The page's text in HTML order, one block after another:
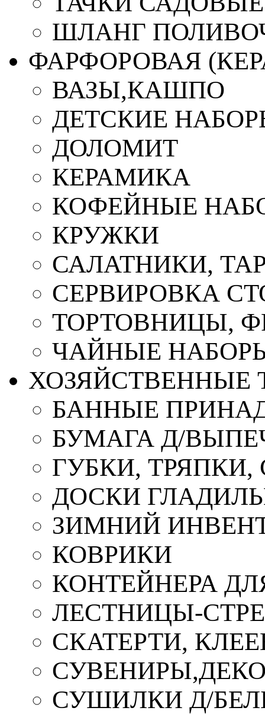
ШЛАНГ
ФАРФОРОВАЯ
ВАЗЫ,КАШПО
ДЕТСКИЕ
ДОЛОМИТ
КЕРАМИКА
КОФЕЙНЫЕ
КРУЖКИ
САЛАТНИКИ,
СЕРВИРОВКА
ТОРТОВНИЦЫ,
ЧАЙНЫЕ
ХОЗЯЙСТВЕННЫЕ
БАННЫЕ
БУМАГА Д/
ГУБКИ,
ДОСКИ
ЗИМНИЙ
КОВРИКИ
КОНТЕЙНЕРА
ЛЕСТНИЦЫ-
СКАТЕРТИ,
СУШИЛКИ Д/